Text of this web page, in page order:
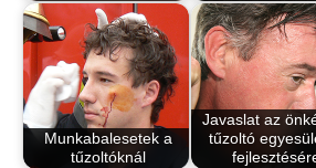
Munkabalesetek a
tűzoltóknál
Javaslat az
tűzoltó